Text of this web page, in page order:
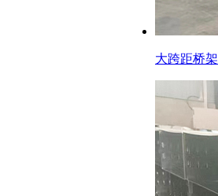
大跨距桥架